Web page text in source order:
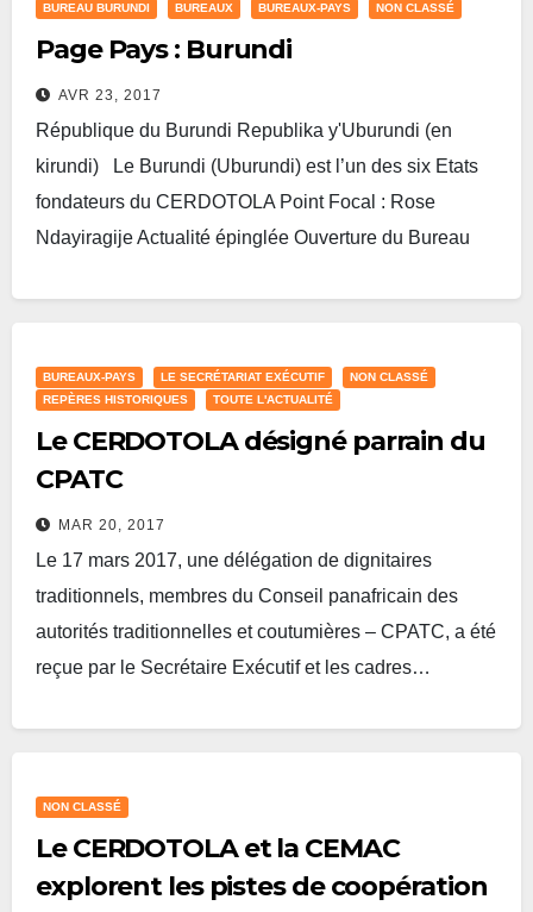
BUREAU BURUNDI BUREAUX BUREAUX-PAYS NON CLASSÉ
Page Pays : Burundi
AVR 23, 2017
République du Burundi Republika y'Uburundi (en
kirundi) Le Burundi (Uburundi) est l’un des six Etats
fondateurs du CERDOTOLA Point Focal : Rose
Ndayiragije Actualité épinglée Ouverture du Bureau
BUREAUX-PAYS LE SECRÉTARIAT EXÉCUTIF
NON CLASSÉ
REPÈRES HISTORIQUES
TOUTE L'ACTUALITÉ
Le CERDOTOLA désigné parrain du
CPATC
MAR 20, 2017
Le 17 mars 2017, une délégation de dignitaires
traditionnels, membres du Conseil panafricain des
autorités traditionnelles et coutumières – CPATC, a été
reçue par le Secrétaire Exécutif et les cadres…
NON CLASSÉ
Le CERDOTOLA et la CEMAC
explorent les pistes de coopération